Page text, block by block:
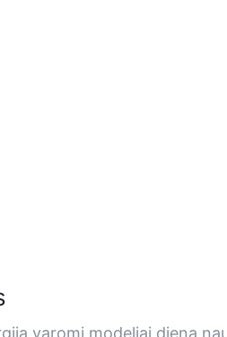
varomi modeliai dieną